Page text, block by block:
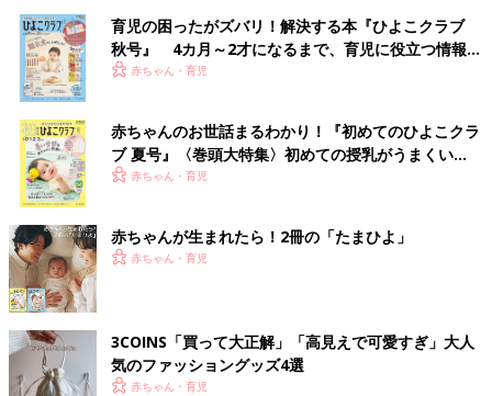
育児の困ったがズバリ！解決する本『ひよこクラブ
秋号』 4カ月～2才になるまで、育児に役立つ情報が
いっぱい！
赤ちゃん・育児
赤ちゃんのお世話まるわかり！『初めてのひよこクラ
ブ 夏号』〈巻頭大特集〉初めての授乳がうまくい
く！ おっぱい・ミルクの基本と夏のトラブル 解決テ
赤ちゃん・育児
赤ちゃんが生まれたら！2冊の「たまひよ」
赤ちゃん・育児
3COINS「買って大正解」「高見えで可愛すぎ」大人
気のファッショングッズ4選
赤ちゃん・育児